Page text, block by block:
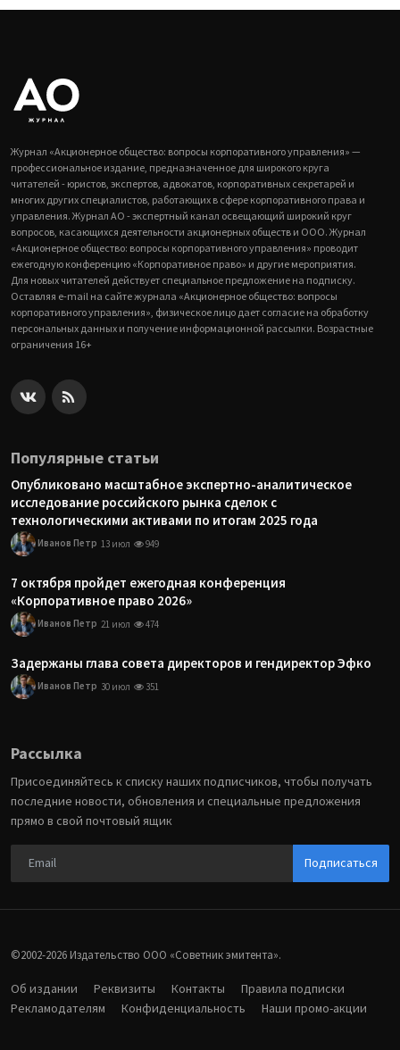
Журнал «Акционерное общество: вопросы корпоративного управления» —
профессиональное издание, предназначенное для широкого круга
читателей - юристов, экспертов, адвокатов, корпоративных секретарей и
многих других специалистов, работающих в сфере корпоративного права и
управления. Журнал АО - экспертный канал освещающий широкий круг
вопросов, касающихся деятельности акционерных обществ и ООО. Журнал
«Акционерное общество: вопросы корпоративного управления» проводит
ежегодную конференцию «Корпоративное право» и другие мероприятия.
Для новых читателей действует специальное предложение на подписку.
Оставляя e-mail на сайте журнала «Акционерное общество: вопросы
корпоративного управления», физическое лицо дает согласие на обработку
персональных данных и получение информационной рассылки. Возрастные
ограничения 16+
Популярные статьи
Опубликовано масштабное экспертно-аналитическое
исследование российского рынка сделок с
технологическими активами по итогам 2025 года
Иванов Петр 13 июл 949
7 октября пройдет ежегодная конференция
«Корпоративное право 2026»
Иванов Петр 21 июл 474
Задержаны глава совета директоров и гендиректор Эфко
Иванов Петр 30 июл 351
Рассылка
Присоединяйтесь к списку наших подписчиков, чтобы получать
последние новости, обновления и специальные предложения
прямо в свой почтовый ящик
Подписаться
©2002-2026 Издательство ООО «‎Советник эмитента».
Об издании Реквизиты Контакты
Правила подписки
Рекламодателям
Конфиденциальность Наши промо-акции